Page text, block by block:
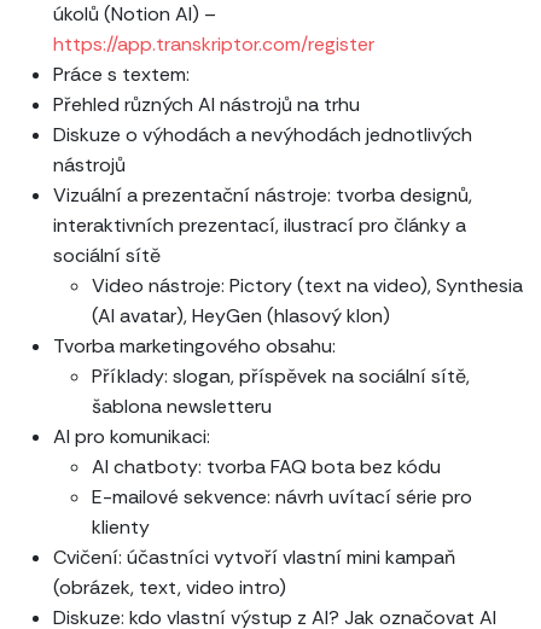
úkolů (Notion AI) –
https://app.transkriptor.com/register
Práce s textem:
Přehled různých AI nástrojů na trhu
Diskuze o výhodách a nevýhodách jednotlivých
nástrojů
Vizuální a prezentační nástroje: tvorba designů,
interaktivních prezentací, ilustrací pro články a
sociální sítě
Video nástroje: Pictory (text na video), Synthesia
(AI avatar), HeyGen (hlasový klon)
Tvorba marketingového obsahu:
Příklady: slogan, příspěvek na sociální sítě,
šablona newsletteru
AI pro komunikaci:
AI chatboty: tvorba FAQ bota bez kódu
E-mailové sekvence: návrh uvítací série pro
klienty
Cvičení: účastníci vytvoří vlastní mini kampaň
(obrázek, text, video intro)
Diskuze: kdo vlastní výstup z AI? Jak označovat AI